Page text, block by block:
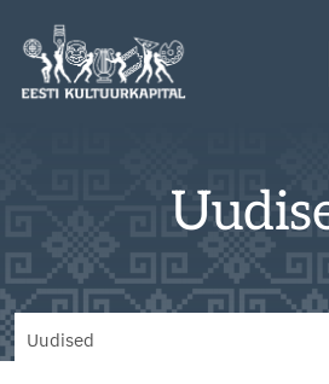
Uudised